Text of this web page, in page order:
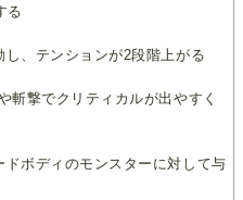
る
、テンションが2段階上がる
斬撃でクリティカルが出やすく
ボディのモンスターに対して与